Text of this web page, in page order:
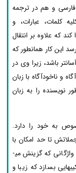
فارسی و هم در ترجمه
کلمات، عبارات، و
که علاوه بر انتقال
این کار همانطور که
باشد، زیرا وی در
و ناخودآگاه با زبان
نویسنده را به زبان
به خود را دارد.
تا حد امکان با
ساختارهای زبان انگلیسی همخوانی داشته باشد، واژگانی که گزینش می­
بسازد که زیبا و